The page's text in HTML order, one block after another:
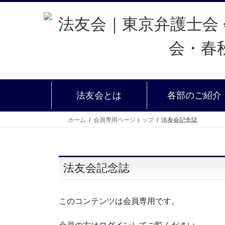
法友会とは 各部のご紹介
ホーム 会員専用ページトップ 法友会記念誌
法友会記念誌
このコンテンツは会員専用です。